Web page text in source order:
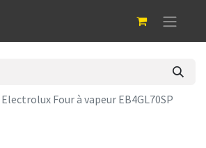
Electrolux Four à vapeur EB4GL70SP